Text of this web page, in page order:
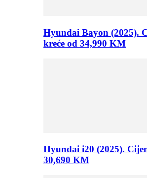
Hyundai Bayon (2025).
kreće od 34,990 KM
Hyundai i20 (2025).
30,690 KM